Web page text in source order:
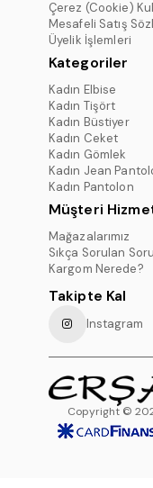
Çerez (Cookie)
Mesafeli Satış
Üyelik İşlemleri
Kategoriler
Kadın Elbise
Kadın Tişört
Kadın Büstiyer
Kadın Ceket
Kadın Gömlek
Kadın Jean
Kadın Pantolon
Müşteri
Mağazalarımız
Sıkça Sorulan
Kargom Nerede?
Takipte Kal
Instagram
Copyright ©